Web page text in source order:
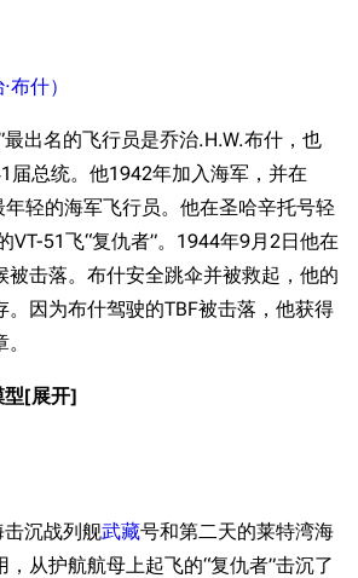
布什）
最出名的飞行员是乔治.H.W.布什，也
届总统。他1942年加入海军，并在
轻的海军飞行员。他在圣哈辛托号轻
VT-51飞“复仇者”。1944年9月2日他在
被击落。布什安全跳伞并被救起，他的
。因为布什驾驶的TBF被击落，他获得
击沉战列舰武藏号和第二天的莱特湾海
从护航航母上起飞的“复仇者”击沉了